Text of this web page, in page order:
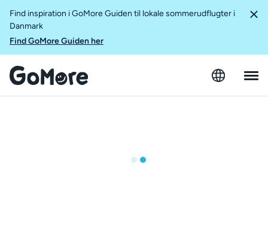
Find inspiration i GoMore Guiden til lokale sommerudflugter i
Danmark
Find GoMore Guiden her